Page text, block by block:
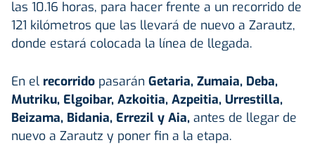
las 10.16 horas, para hacer frente a un recorrido de
121 kilómetros que las llevará de nuevo a Zarautz,
donde estará colocada la línea de llegada.
En el recorrido pasarán Getaria, Zumaia, Deba,
Mutriku, Elgoibar, Azkoitia, Azpeitia, Urrestilla,
Beizama, Bidania, Errezil y Aia, antes de llegar de
nuevo a Zarautz y poner fin a la etapa.